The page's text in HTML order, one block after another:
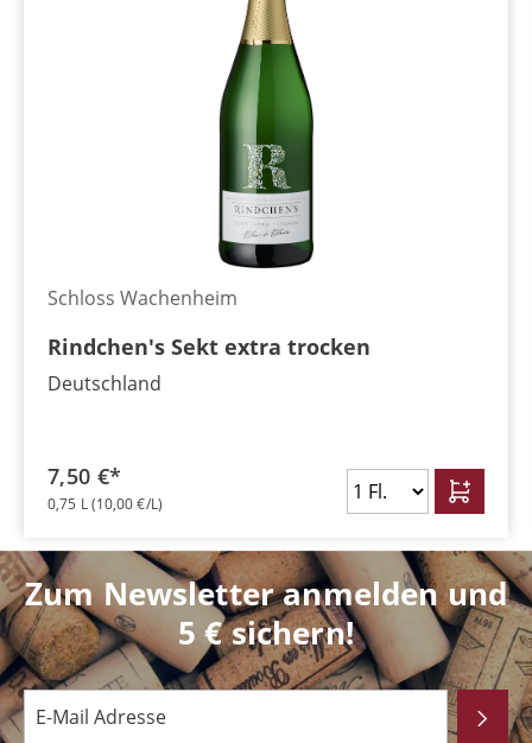
Schloss Wachenheim
Rindchen's Sekt extra trocken
Deutschland
7,50 €*
0,75 L(10,00 €/L)
Zum Newsletter anmelden und
5 € sichern!